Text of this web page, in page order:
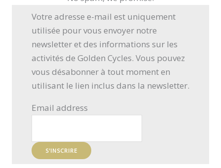
Votre adresse e-mail est uniquement
utilisée pour vous envoyer notre
newsletter et des informations sur les
activités de Golden Cycles. Vous pouvez
vous désabonner à tout moment en
utilisant le lien inclus dans la newsletter.
Email address